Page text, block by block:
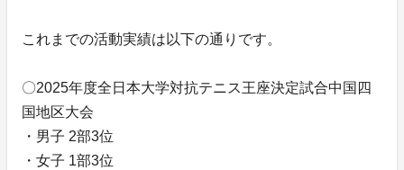
これまでの活動実績は以下の通りです。
〇2025年度全日本大学対抗テニス王座決定試合中国四
国地区大会
・男子 2部3位
・女子 1部3位